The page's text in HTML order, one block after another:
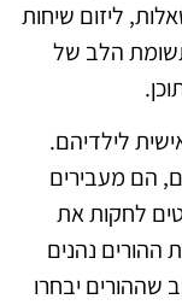
ליזום שיחות
הלב של
לילדיהם.
הם מעבירים
לחקות את
ההורים נהנים
שההורים יבחרו